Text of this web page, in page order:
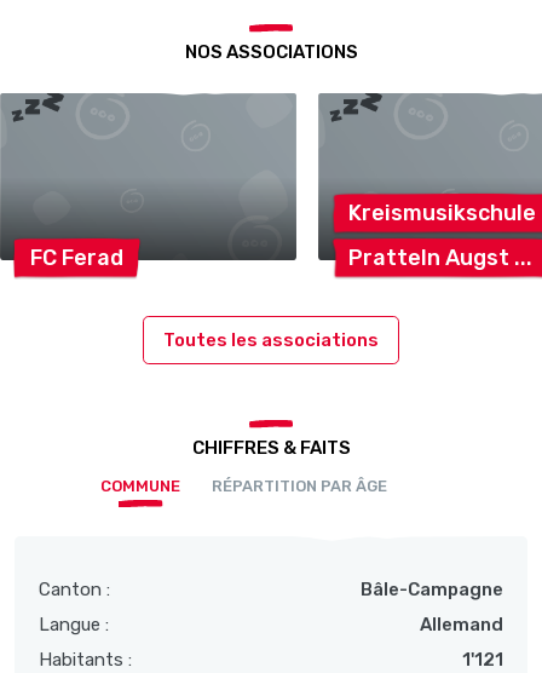
NOS ASSOCIATIONS
FC Ferad
Kreismusikschule
Pratteln Augst
Toutes les associations
CHIFFRES & FAITS
COMMUNE RÉPARTITION PAR ÂGE
Canton :
Bâle-Campagne
Langue :
Allemand
Habitants :
1'121